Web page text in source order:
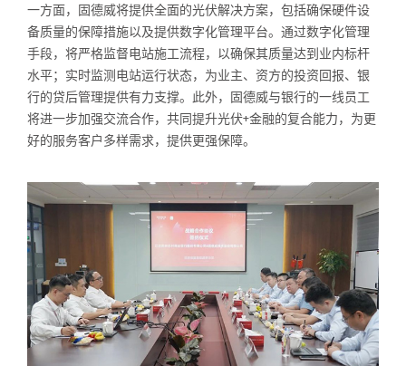
一方面，固德威将提供全面的光伏解决方案，包括确保硬件设
备质量的保障措施以及提供数字化管理平台。通过数字化管理
手段，将严格监督电站施工流程，以确保其质量达到业内标杆
水平；实时监测电站运行状态，为业主、资方的投资回报、银
行的贷后管理提供有力支撑。此外，固德威与银行的一线员工
将进一步加强交流合作，共同提升光伏+金融的复合能力，为更
好的服务客户多样需求，提供更强保障。